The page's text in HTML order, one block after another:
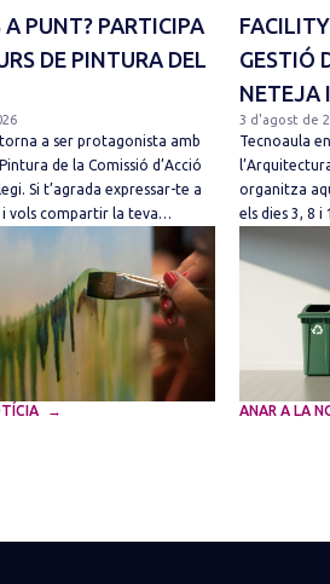
A PUNT? PARTICIPA
DE PINTURA DEL
a ser protagonista amb
de la Comissió d’Acció
Si t’agrada expressar-te a
i vols compartir la teva…
GESTIÓ
NETEJA
3 d'agost de
Tecnoaula
organitza
els dies 3, 8
ANAR A LA